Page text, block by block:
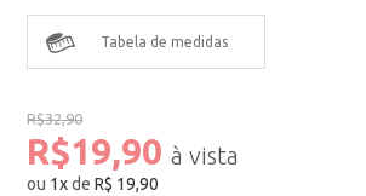
Tabela de medidas
R$32,90
R$19,90
ou 1xdeR$ 19,90